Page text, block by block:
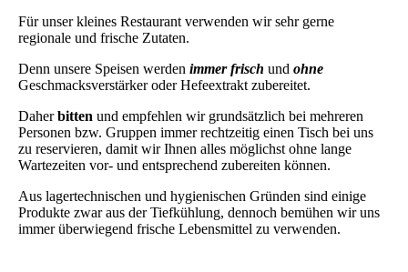
Für unser kleines Restaurant verwenden wir sehr gerne
regionale und frische Zutaten.
Denn unsere Speisen werden immer frisch und ohne
Geschmacksverstärker oder Hefeextrakt zubereitet.
Daherbitten und empfehlen wir grundsätzlich bei mehreren
Personen bzw. Gruppen immer rechtzeitig einen Tisch bei uns
zu reservieren, damit wir Ihnen alles möglichst ohne lange
Wartezeiten vor- und entsprechend zubereiten können.
Aus lagertechnischen und hygienischen Gründen sind einige
Produkte zwar aus der Tiefkühlung, dennoch bemühen wir uns
immer überwiegend frische Lebensmittel zu verwenden.